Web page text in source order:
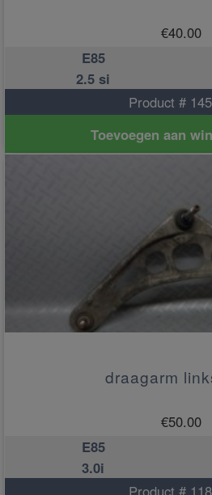
€40.00
E85
2.5 si
Product #
Toevoegen aan
draagarm
€50.00
E85
3.0i
Product #